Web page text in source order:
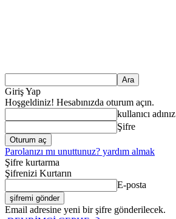
Giriş Yap
Hoşgeldiniz! Hesabınızda oturum açın.
kullanıcı adınız
Şifre
Parolanızı mı unuttunuz? yardım almak
Şifre kurtarma
Şifrenizi Kurtarın
E-posta
Email adresine yeni bir şifre gönderilecek.